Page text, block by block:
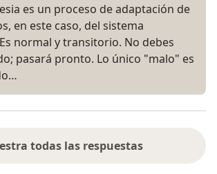
es un proceso de adaptación de
en este caso, del sistema
normal y transitorio. No debes
pasará pronto. Lo único "malo" es
todas las respuestas